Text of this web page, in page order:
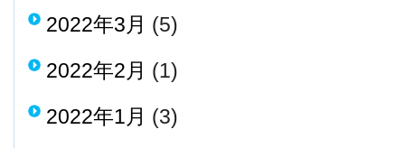
2022年3月 (5)
2022年2月 (1)
2022年1月 (3)